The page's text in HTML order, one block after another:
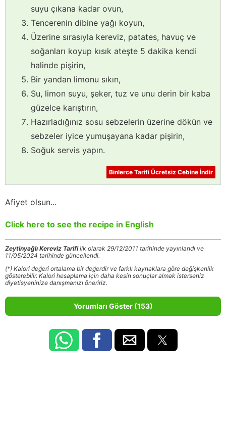
suyu çıkana kadar ovun,
Tencerenin dibine yağı koyun,
Üzerine sırasıyla kereviz, patates, havuç ve
soğanları koyup kısık ateşte 5 dakika kendi
halinde pişirin,
Bir yandan limonu sıkın,
Su, limon suyu, şeker, tuz ve unu derin bir kaba
güzelce karıştırın,
Hazırladığınız sosu sebzelerin üzerine dökün ve
sebzeler iyice yumuşayana kadar pişirin,
Soğuk servis yapın.
Binlerce Tarifi Ücretsiz Cebine İndir
Afiyet olsun...
Click here to see the recipe in English
Zeytinyağlı Kereviz Tarifiilk olarak 29/12/2011 tarihinde yayınlandı ve
11/05/2024 tarihinde güncellendi.
(*) Kalori değeri ortalama bir değerdir ve farklı kaynaklara göre değişkenlik
gösterebilir. Kalori hesaplama için daha kesin sonuçlar almak isterseniz
diyetisyeninize danışmanızı öneririz.
Yorumları Göster (153)